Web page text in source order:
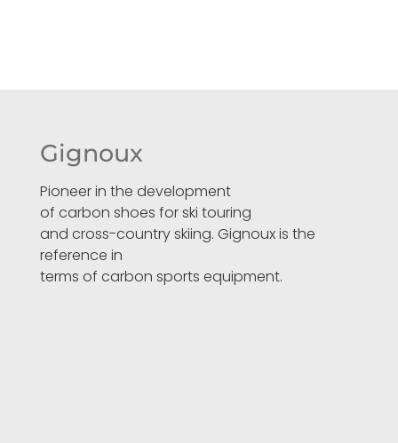
Gignoux
Pioneer in the development
of carbon shoes for ski touring
and cross-country skiing. Gignoux is the
reference in
terms of carbon sports equipment.